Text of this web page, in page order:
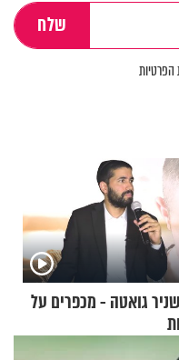
הפרטיות
גואטה - מכפרים על